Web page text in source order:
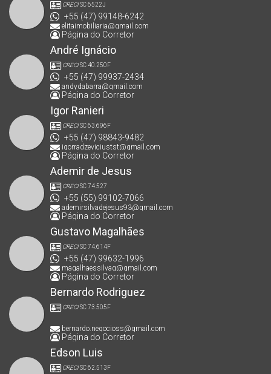
CRECISC 6522J
+55 (47) 99148-6242
elitaimobiliaria@gmail.com
Página do Corretor
André Ignácio
CRECISC 40.250F
+55 (47) 99937-2434
andydabarra@gmail.com
Página do Corretor
Igor Ranieri
CRECISC 63.696F
+55 (47) 98843-9482
igorradzeviciustst@gmail.com
Página do Corretor
Ademir de Jesus
CRECISC 74.527
+55 (55) 99102-7066
ademirsilvadejesus93@gmail.com
Página do Corretor
Gustavo Magalhães
CRECISC 74.614F
+55 (47) 99632-1996
magalhaessilvag@gmail.com
Página do Corretor
Bernardo Rodriguez
CRECISC 73.505F
bernardo.negocioss@gmail.com
Página do Corretor
Edson Luis
CRECISC 62.513F